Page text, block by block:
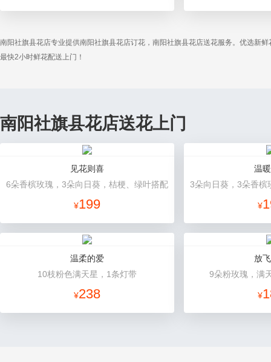
南阳社旗县花店专业提供南阳社旗县花店订花，南阳社旗县花店送花服务。优选新
最快2小时鲜花配送上门！
南阳社旗县花店送花上门
见花则喜
6朵香槟玫瑰，3朵向日葵，桔梗、绿叶搭配
¥199
温
¥
温柔的爱
10枝粉色满天星，1条灯带
¥238
放
9朵粉玫瑰，满
¥